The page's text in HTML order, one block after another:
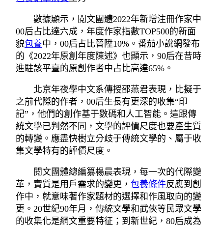
數據顯示，閱文團體2022年新增注冊作家中
00后占比達六成，年度作家指數TOP500的新面
貌包養中，00后占比晉陞10%。番茄小說網發布
的《2022年原創年度陳述》也顯示，90后在昔時
進駐該平臺的原創作者中占比高達65%。
北京年夜學中文系傳授邵燕君表現，比擬于
之前代際的作者，00后生長有更深的收集“印
記”，他們的創作基于數碼和人工智能。這跟傳
統文學已判然不同，文學的評價尺度也要產生質
的轉變。應盡快樹立分歧于傳統文學的、屬于收
集文學特有的評價尺度。
閱文團體總編纂楊晨表現，每一次的代際變
革，實質是用戶需求的變更， 包養條件反應到創
作中，就意味著作家題材的選擇和作風取向的變
更。20世紀90年月，傳統文學和武俠等民眾文學
的收集化是網文重要特征；到新世紀，80后成為